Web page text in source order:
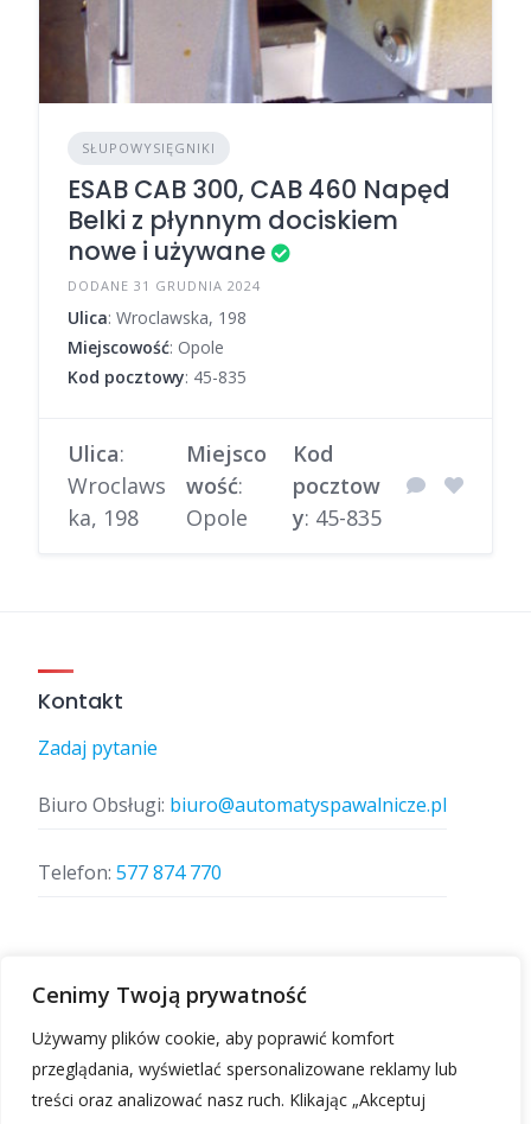
Cenimy Twoją prywatność
Używamy plików cookie, aby poprawić komfort
przeglądania, wyświetlać spersonalizowane reklamy lub
treści oraz analizować nasz ruch. Klikając „Akceptuj
SŁUPOWYSIĘGNIKI
ESAB CAB 300, CAB 460 Napęd
Belki z płynnym dociskiem
nowe i używane
DODANE 31 GRUDNIA 2024
Ulica: Wroclawska, 198
Miejscowość: Opole
Kod pocztowy: 45-835
Ulica:
Wroclaws
ka, 198
Miejsco
wość:
Opole
Kod
pocztow
y: 45-835
Kontakt
Zadaj pytanie
Biuro Obsługi: biuro@automatyspawalnicze.pl
Telefon: 577 874 770